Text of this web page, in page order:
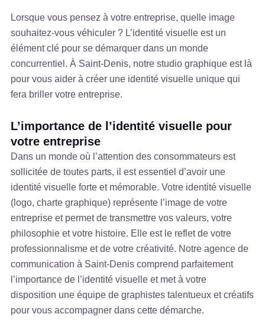
Lorsque vous pensez à votre entreprise, quelle image
souhaitez-vous véhiculer ? L’identité visuelle est un
élément clé pour se démarquer dans un monde
concurrentiel. À Saint-Denis, notre studio graphique est là
pour vous aider à créer une identité visuelle unique qui
fera briller votre entreprise.
L’importance de l’identité visuelle pour
votre entreprise
Dans un monde où l’attention des consommateurs est
sollicitée de toutes parts, il est essentiel d’avoir une
identité visuelle forte et mémorable. Votre identité visuelle
(logo, charte graphique) représente l’image de votre
entreprise et permet de transmettre vos valeurs, votre
philosophie et votre histoire. Elle est le reflet de votre
professionnalisme et de votre créativité. Notre agence de
communication à Saint-Denis comprend parfaitement
l’importance de l’identité visuelle et met à votre
disposition une équipe de graphistes talentueux et créatifs
pour vous accompagner dans cette démarche.